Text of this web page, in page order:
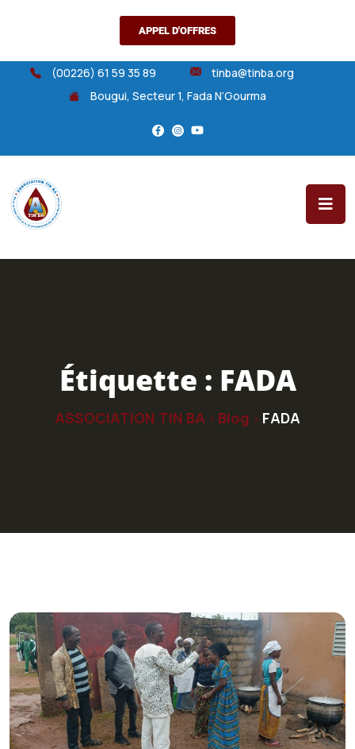
APPEL D'OFFRES
(00226) 61 59 35 89
tinba@tinba.org
Bougui, Secteur 1, Fada N’Gourma
Étiquette : FADA
ASSOCIATION TIN BA > Blog > FADA